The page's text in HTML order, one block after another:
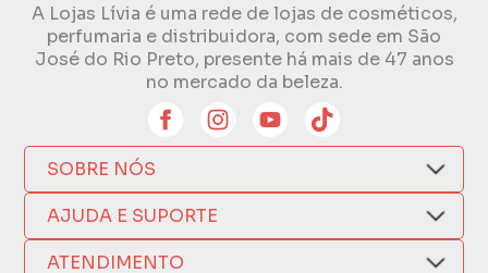
A Lojas Lívia é uma rede de lojas de cosméticos,
perfumaria e distribuidora, com sede em São
José do Rio Preto, presente há mais de 47 anos
no mercado da beleza.
SOBRE NÓS
Quem Somos
Compra Segura
Como Comprar
AJUDA E SUPORTE
Nosso Aplicativo
ATENDIMENTO